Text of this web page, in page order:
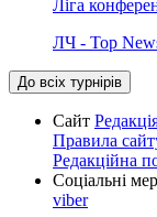
Ліга
ЛЧ - Top
До всіх турнірів
Сайт
Правила
Редакційна
Соціальні
viber